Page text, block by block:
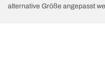
alternative Größe angepasst